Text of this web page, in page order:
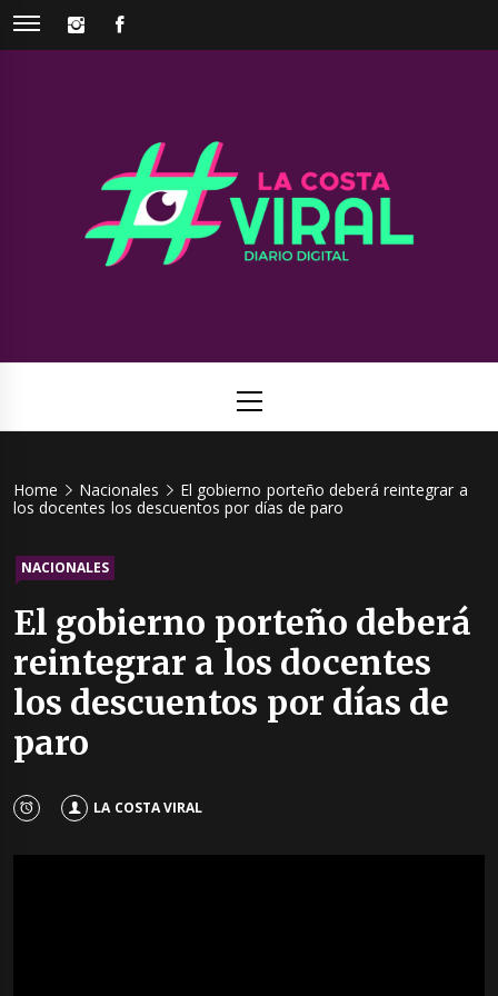
Skip
INSTAGRAM
Viral
Menu
Home Nacionales
El gobierno porteño deberá reintegrar a
los docentes los descuentos por días de paro
NACIONALES
El gobierno porteño deberá
reintegrar a los docentes
los descuentos por días de
paro
LA COSTA VIRAL